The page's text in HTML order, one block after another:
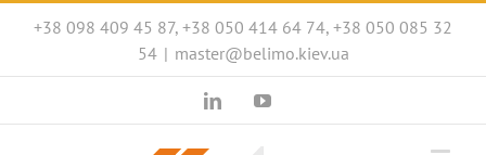
+38 098 409 45 87, +38 050 414 64 74, +38 050 085 32
54 | master@belimo.kiev.ua
LinkedInYouTube